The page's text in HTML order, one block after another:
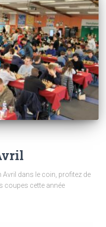
dans le coin, profitez de
coupes cette année